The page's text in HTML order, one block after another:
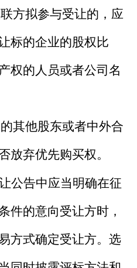
方拟参与受让的，应
标的企业的股权比
权的人员或者公司名
其他股东或者中外合
放弃优先购买权。
公告中应当明确在征
件的意向受让方时，
方式确定受让方。选